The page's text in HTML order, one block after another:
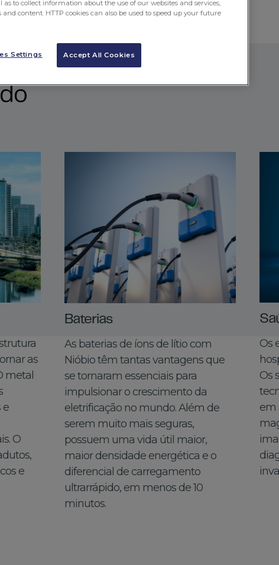
as
metal
e
O
e
Baterias
As baterias de íons de lítio com
Nióbio têm tantas vantagens que
se tornaram essenciais para
impulsionar o crescimento da
eletrificação no mundo. Além de
serem muito mais seguras,
possuem uma vida útil maior,
maior densidade energética e o
diferencial de carregamento
ultrarrápido, em menos de 10
minutos.
Os
Os
em
as to collect information about the use of our websites and services,
content. HTTP cookies can also be used to speed up your future
Accept All Cookies
Settings